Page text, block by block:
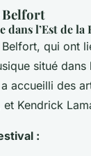
Belfort
dans l’Est de la
qui ont
situé dans
accueilli des
Kendrick
: